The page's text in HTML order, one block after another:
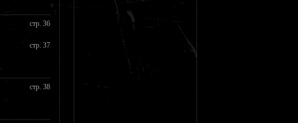
стр. 36
стр. 37
стр. 38